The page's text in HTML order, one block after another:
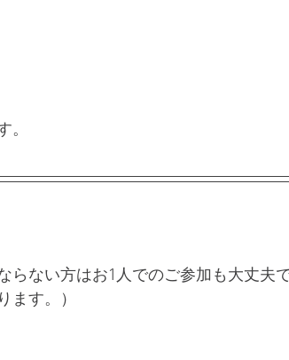
ない方はお1人でのご参加も大丈夫で
ます。）